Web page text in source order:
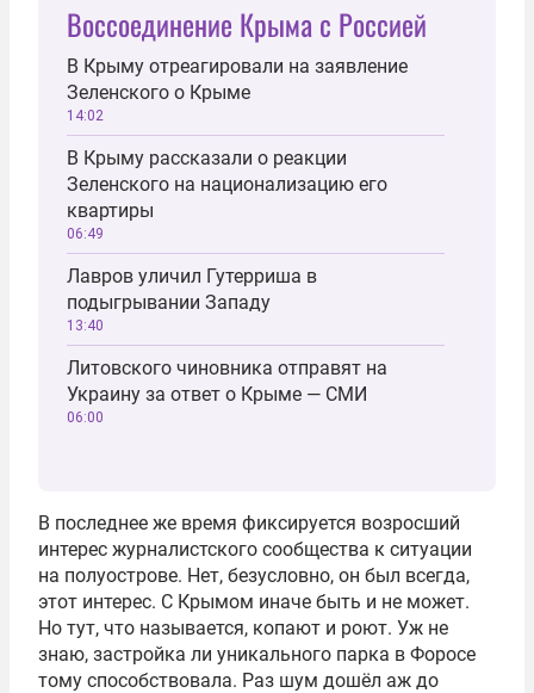
Воссоединение Крыма с Россией
В Крыму отреагировали на заявление
Зеленского о Крыме
14:02
В Крыму рассказали о реакции
Зеленского на национализацию его
квартиры
06:49
Лавров уличил Гутерриша в
подыгрывании Западу
13:40
Литовского чиновника отправят на
Украину за ответ о Крыме — СМИ
06:00
В последнее же время фиксируется возросший
интерес журналистского сообщества к ситуации
на полуострове. Нет, безусловно, он был всегда,
этот интерес. С Крымом иначе быть и не может.
Но тут, что называется, копают и роют. Уж не
знаю, застройка ли уникального парка в Форосе
тому способствовала. Раз шум дошёл аж до